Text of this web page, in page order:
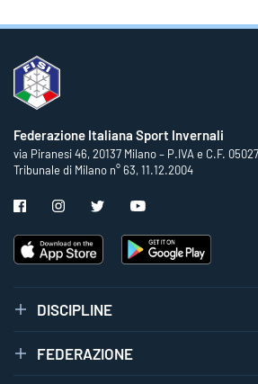
Federazione Italiana Sport Invernali
via Piranesi 46, 20137 Milano – P.IVA e C.F.
Tribunale di Milano n° 63, 11.12.2004
DISCIPLINE
FEDERAZIONE